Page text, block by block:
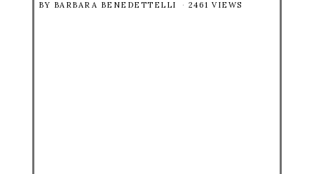
BY BARBARA BENEDETTELLI 2461 VIEWS